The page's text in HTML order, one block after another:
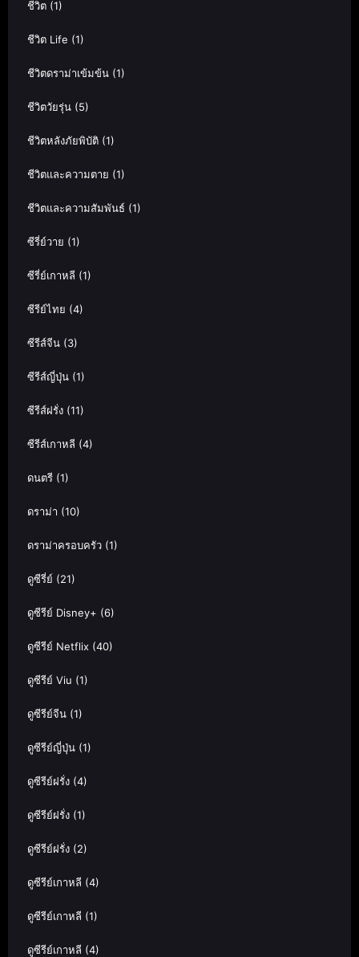
ชีวิต (1)
ชีวิต Life (1)
ชีวิตดราม่าเข้มข้น (1)
ชีวิตวัยรุ่น (5)
ชีวิตหลังภัยพิบัติ (1)
ชีวิตและความตาย (1)
ชีวิตและความสัมพันธ์ (1)
ซีรี่ย์วาย (1)
ซีรี่ย์เกาหลี (1)
ซีรีย์ไทย (4)
ซีรีส์จีน (3)
ซีรีส์ญี่ปุ่น (1)
ซีรีส์ฝรั่ง (11)
ซีรีส์เกาหลี (4)
ดนตรี (1)
ดราม่า (10)
ดราม่าครอบครัว (1)
ดูซีรี่ย์ (21)
ดูซีรีย์ Disney+ (6)
ดูซีรีย์ Netflix (40)
ดูซีรีย์ Viu (1)
ดูซีรีย์จีน (1)
ดูซีรีย์ญี่ปุ่น (1)
ดูซีรีย์ฝรั่ง (4)
ดูซีรีย์ฝรั่ง (1)
ดูซีรีย์ฝรั่ง (2)
ดูซีรีย์เกาหลี (4)
ดูซีรีย์เกาหลี (1)
ดูซีรีย์เกาหลี (4)